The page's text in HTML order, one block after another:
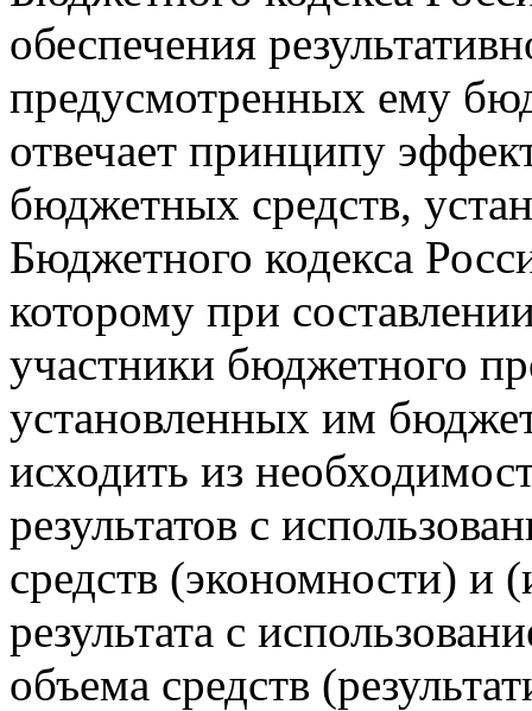
обеспечения
предусмотренных ему
отвечает принципу
бюджетных средств,
Бюджетного кодекса
которому при
участники бюджетного
установленных им
исходить из
результатов с
средств (экономности) и
результата с
объема средств